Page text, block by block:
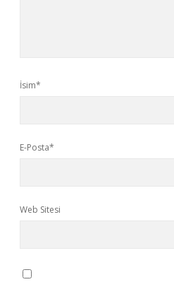
İsim*
E-Posta*
Web Sitesi